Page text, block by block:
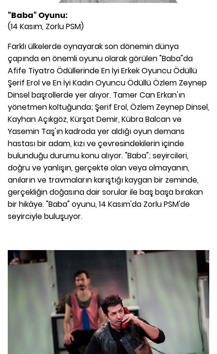
"Baba" Oyunu:
(14 Kasım, Zorlu PSM)
Farklı ülkelerde oynayarak son dönemin dünya
çapında en önemli oyunu olarak görülen "Baba"da
Afife Tiyatro Ödüllerinde En İyi Erkek Oyuncu Ödüllü
Şerif Erol ve En İyi Kadın Oyuncu Ödüllü Özlem Zeynep
Dinsel başrollerde yer alıyor. Tamer Can Erkan'ın
yönetmen koltuğunda; Şerif Erol, Özlem Zeynep Dinsel,
Kayhan Açıkgöz, Kürşat Demir, Kübra Balcan ve
Yasemin Taş'ın kadroda yer aldığı oyun demans
hastası bir adam, kızı ve çevresindekilerin içinde
bulunduğu durumu konu alıyor. "Baba"; seyircileri,
doğru ve yanlışın, gerçekte olan veya olmayanın,
anıların ve travmaların karıştığı kaygan bir zeminde,
gerçekliğin doğasına dair sorular ile baş başa bırakan
bir hikâye. "Baba" oyunu, 14 Kasım'da Zorlu PSM'de
seyirciyle buluşuyor.